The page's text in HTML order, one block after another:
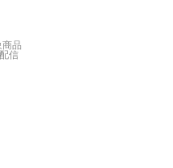
商品
配信